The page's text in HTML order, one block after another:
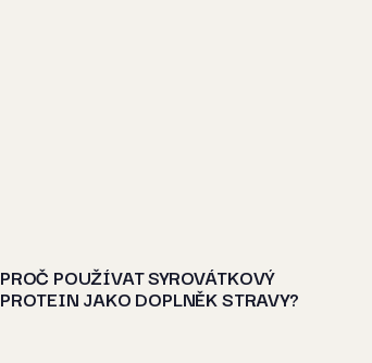
PROČ POUŽÍVAT SYROVÁTKOVÝ
PROTEIN JAKO DOPLNĚK STRAVY?